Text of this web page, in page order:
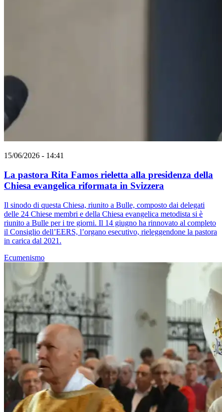
15/06/2026 - 14:41
La pastora Rita Famos rieletta alla presidenza della
Chiesa evangelica riformata in Svizzera
Il sinodo di questa Chiesa, riunito a Bulle, composto dai delegati
delle 24 Chiese membri e della Chiesa evangelica metodista si è
riunito a Bulle per i tre giorni. Il 14 giugno ha rinnovato al completo
il Consiglio dell’EERS, l’organo esecutivo, rieleggendone la pastora
in carica dal 2021.
Ecumenismo